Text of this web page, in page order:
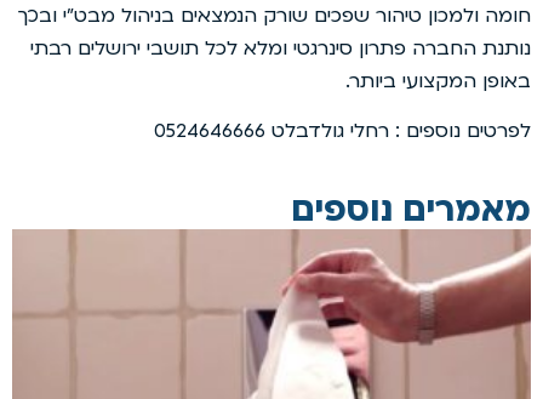
חומה ולמכון טיהור שפכים שורק הנמצאים בניהול מבט”י ובכך
נותנת החברה פתרון סינרגטי ומלא לכל תושבי ירושלים רבתי
באופן המקצועי ביותר.
לפרטים נוספים : רחלי גולדבלט 0524646666
מאמרים נוספים